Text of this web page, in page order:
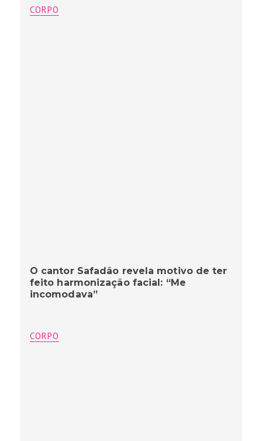
CORPO
O cantor Safadão revela motivo de ter
feito harmonização facial: “Me
incomodava”
CORPO